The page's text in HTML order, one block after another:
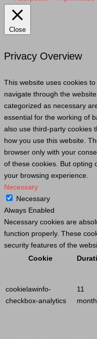
Close
Privacy Overview
This website uses cookies
navigate through the
categorized as necessary
essential for the working of
also use third-party cookies
how you use this website.
browser only with your
of these cookies. But opting
your browsing experience.
Necessary
Necessary
Always Enabled
Necessary cookies are
function properly. These
security features of the
Cookie
cookielawinfo-
checkbox-analytics
11